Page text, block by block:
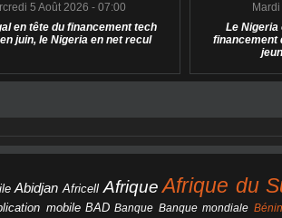
5 Août 2026 - 07:00
en tête du financement tech
juin, le Nigeria en net recul
Le Nigeria
financement
Abidjan Africell Afrique Afrique du
mobile BAD Banque Banque mondiale Bénin